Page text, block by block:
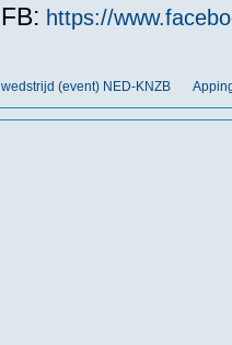
FB: https://
wedstrijd (event) NED-KNZB